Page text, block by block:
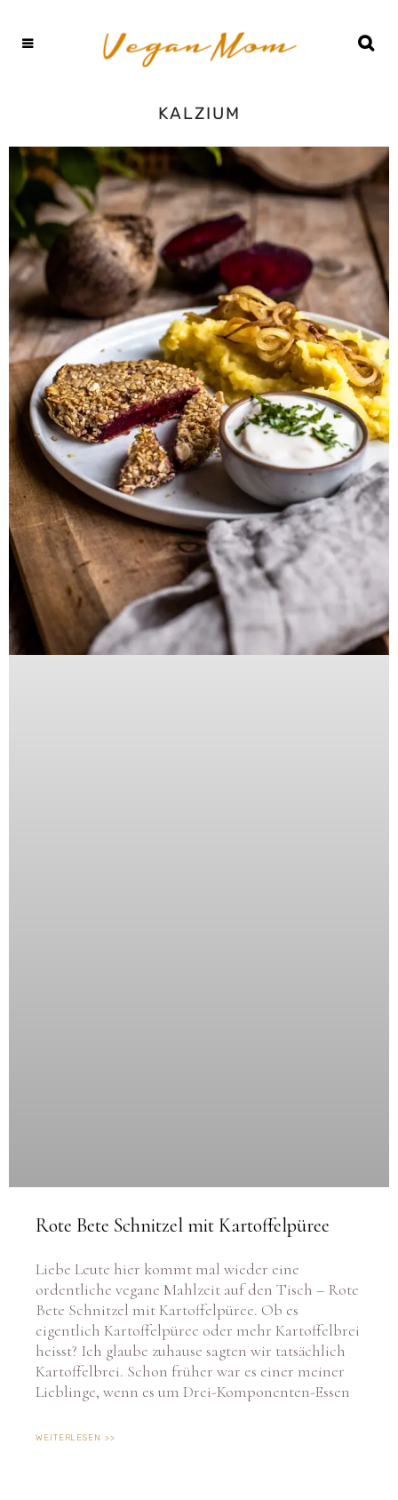
KALZIUM
Rote Bete Schnitzel mit Kartoffelpüree
Liebe Leute hier kommt mal wieder eine
ordentliche vegane Mahlzeit auf den Tisch – Rote
Bete Schnitzel mit Kartoffelpüree. Ob es
eigentlich Kartoffelpüree oder mehr Kartoffelbrei
heisst? Ich glaube zuhause sagten wir tatsächlich
Kartoffelbrei. Schon früher war es einer meiner
Lieblinge, wenn es um Drei-Komponenten-Essen
WEITERLESEN >>